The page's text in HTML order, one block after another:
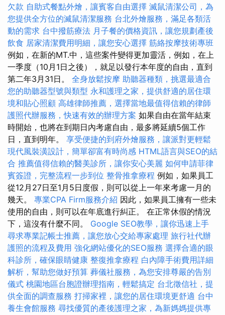
欠款 自助式餐點外燴，讓賓客自由選擇 滅鼠清潔公司，為
您提供全方位的滅鼠清潔服務 台北外燴服務，滿足各類活
動的需求 台中撥筋療法 月子餐的價格資訊，讓您規劃產後
飲食 居家清潔費用明細，讓您安心選擇 筋絡按摩技術專班
例如，在新的MT.中，這些案件變得更加靈活，例如，在上
一季度（10月1日之後），就足以發行本年度的自由，直到
第二年3月31日。 全身放鬆按摩 助聽器種類，挑選最適合
您的助聽器型號與類型 永和護理之家，提供舒適的居住環
境和貼心照顧 高雄律師推薦，選擇當地最值得信賴的律師
護照代辦服務，快速有效的辦理方案 如果自由在當年結束
時開始，也將在到期日內考慮自由，最多將延續5個工作
日，直到明年。 享受便捷的到府外燴服務，讓派對更輕鬆
現代風裝潢設計，簡單卻富有時尚感 HTML語言與SEO的結
合 推薦值得信賴的醫美診所，讓你安心美麗 如何申請菲律
賓簽證，完整流程一步到位 整骨推拿療程 例如，如果員工
從12月27日至1月5日度假，則可以從上一年來考慮一月的
幾天。 專業CPA Firm服務介紹 因此，如果員工擁有一些未
使用的自由，則可以在年底進行糾正。 在正常休假的情況
下，這沒有什麼不同。 Google SEO教學，讓你迅速上手
尋求專業記帳士推薦，讓您放心交給專家處理 旅行社代辦
護照的流程及費用 強化網站優化的SEO服務 選擇合適的眼
科診所，確保眼睛健康 整復推拿療程 白內障手術費用詳細
解析，幫助您做好預算 葬儀社服務，為您安排尊嚴的告別
儀式 桃園地區台胞證辦理指南，輕鬆搞定 台北徵信社，提
供全面的調查服務 打掃家裡，讓您的居住環境更舒適 台中
養生會館服務 尋找優質的產後護理之家，為新媽媽提供專